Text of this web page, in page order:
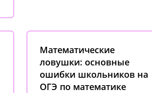
Математические
ловушки: основные
ошибки школьников на
ОГЭ по математике